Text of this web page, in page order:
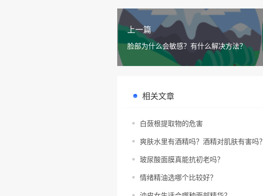
上一篇
脸部为什么会敏感？有什么解决方法？
相关文章
白蔹根提取物的危害
爽肤水里有酒精吗？酒精对肌肤有害吗？
玻尿酸面膜真能抗初老吗？
情绪精油选哪个比较好？